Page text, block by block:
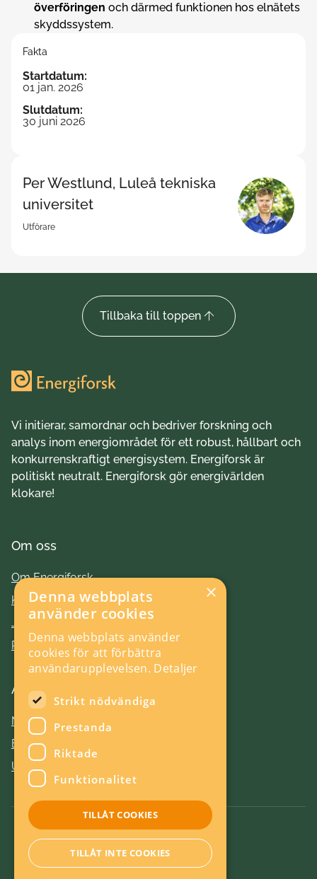
överföringen och därmed funktionen hos elnätets
skyddssystem.
Fakta
Startdatum:
01 jan. 2026
Slutdatum:
30 juni 2026
Per Westlund, Luleå tekniska
universitet
Utförare
Tillbaka till toppen
Vi initierar, samordnar och bedriver forskning och
analys inom energiområdet för ett robust, hållbart och
konkurrenskraftigt energisystem. Energiforsk är
politiskt neutralt. Energiforsk gör energivärlden
klokare!
Om oss
Om Energiforsk
Kontakt
Jobba hos oss
Press
Aktuellt
Nyheter
Evenemang
Utlysningar
Om kakor
Energieffektiv webb
×
Denna webbplats
använder cookies
Denna webbplats använder
cookies för att förbättra
användarupplevelsen. Detaljer
Strikt nödvändiga
Prestanda
Riktade
Funktionalitet
TILLÅT COOKIES
TILLÅT INTE COOKIES